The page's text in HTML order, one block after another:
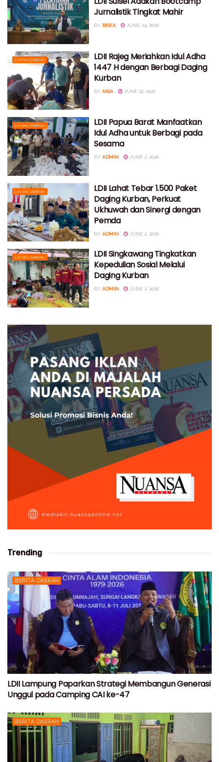
Jurnalistik Tingkat Mahir
BY RISKA JUNE 24, 2026
LINTAS DAERAH
LDII Rajeg Meriahkan Idul Adha
1447 H dengan Berbagi Daging
Kurban
BY NISA JUNE 18, 2026
LINTAS DAERAH
LDII Papua Barat Manfaatkan
Idul Adha untuk Berbagi pada
Sesama
BY ADMIN JUNE 2, 2026
LINTAS DAERAH
LDII Lahat Tebar 1.500 Paket
Daging Kurban, Perkuat
Ukhuwah dan Sinergi dengan
Pemda
BY ADMIN JUNE 2, 2026
LINTAS DAERAH
LDII Singkawang Tingkatkan
Kepedulian Sosial Melalui
Daging Kurban
BY ADMIN JUNE 2, 2026
Trending
BERITA DAERAH
LDII Lampung Paparkan Strategi Membangun Generasi
Unggul pada Camping CAI ke-47
BERITA DAERAH